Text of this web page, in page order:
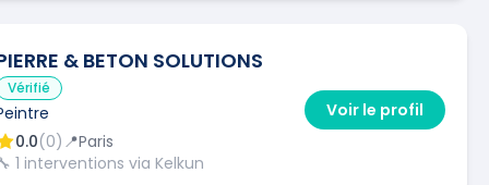
& BETON SOLUTIONS
Vérifié
0.0(0) 📍Paris
1 interventions via Kelkun
Voir le profil